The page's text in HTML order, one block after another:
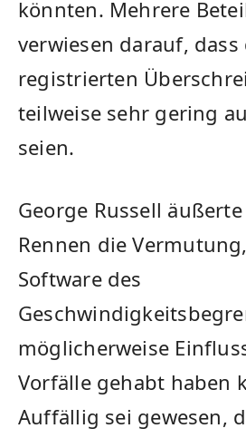
könnten. Mehrere
verwiesen darauf, dass
registrierten
teilweise sehr gering
seien.
George Russell
Rennen die
Software des
möglicherweise
Vorfälle gehabt haben
Auffällig sei gewesen,